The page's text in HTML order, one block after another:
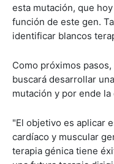
esta mutación, que
función de este gen.
identificar blancos
Como próximos
buscará desarrollar
mutación y por ende
"El objetivo es aplicar
cardíaco y muscular
terapia génica tiene